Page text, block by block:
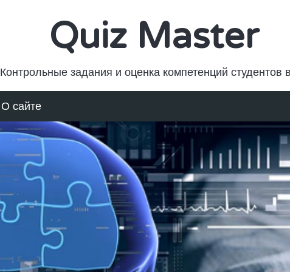
Quiz Master
Контрольные задания и оценка компетенций студентов
О сайте